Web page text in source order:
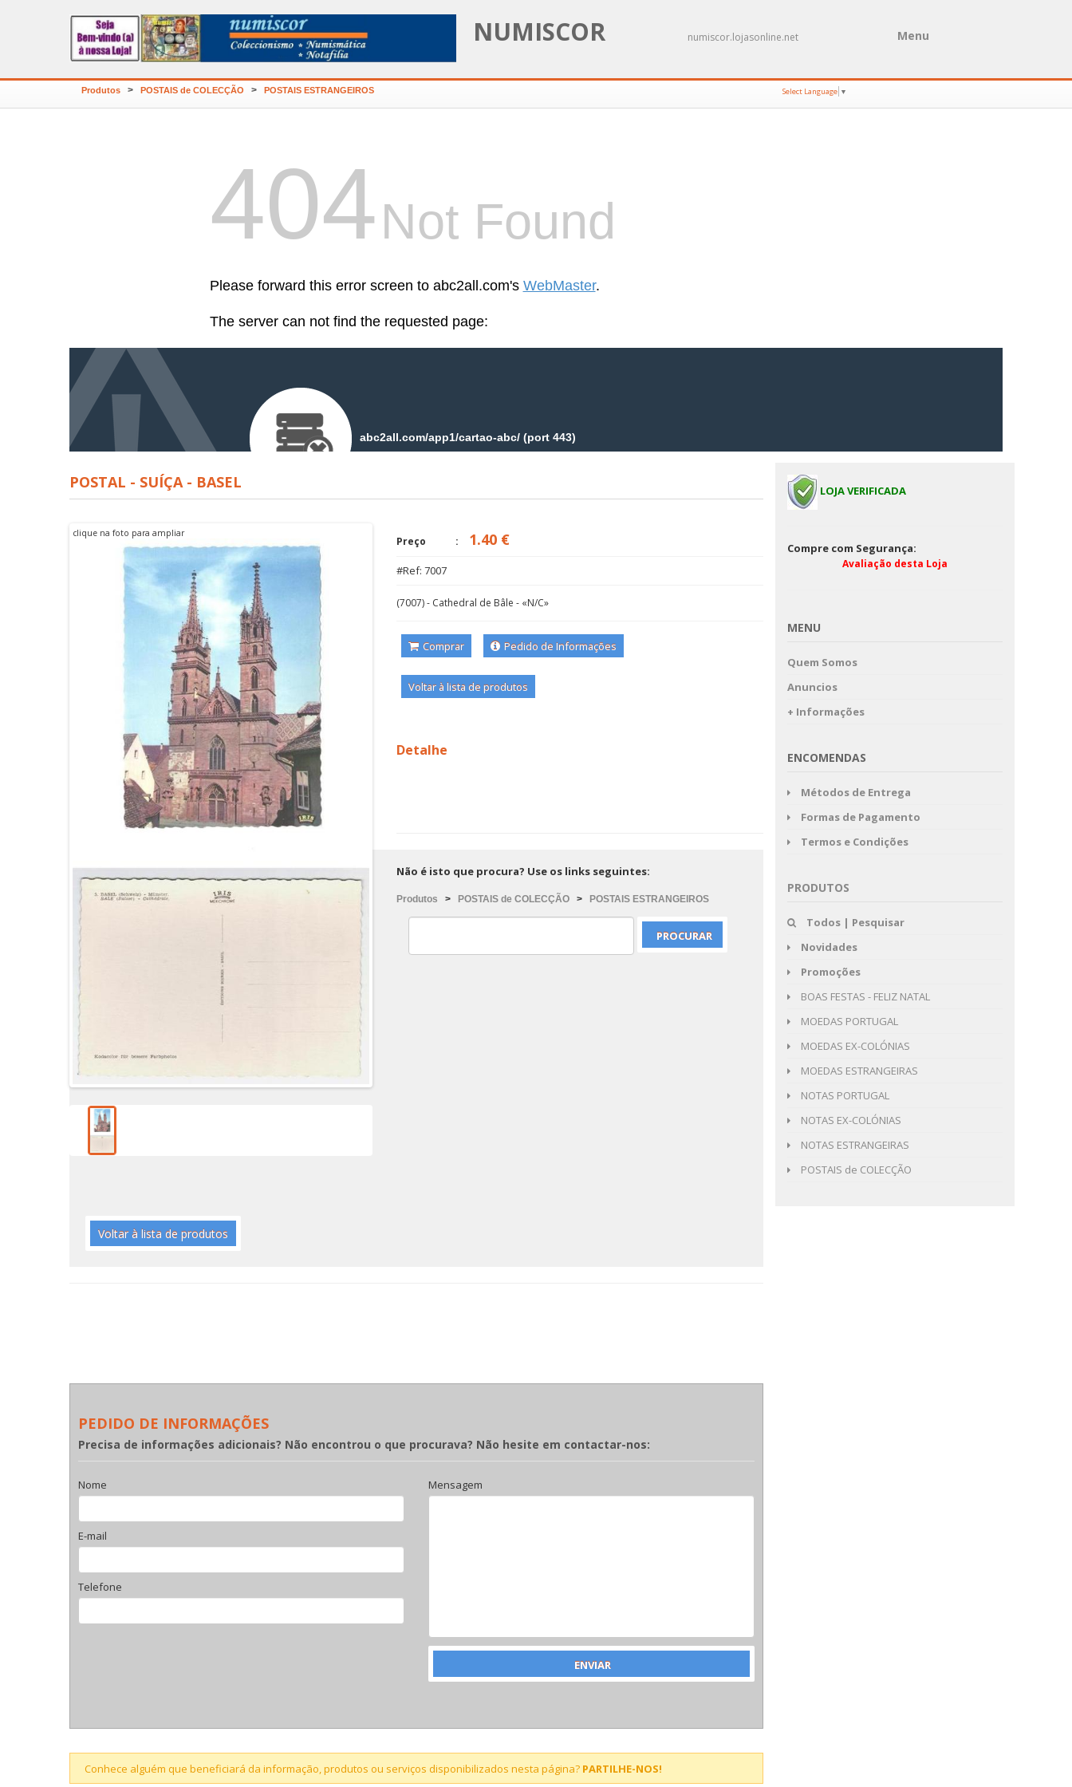
NUMISCOR numiscor.lojasonline.net Menu
Produtos > POSTAIS de COLECÇÃO > POSTAIS ESTRANGEIROS Select Language ▼
POSTAL - SUÍÇA - BASEL
clique na foto para ampliar
Preço 1.40 €
#Ref: 7007
(7007) - Cathedral de Bâle - «N/C»
Comprar Pedido de Informações
Voltar à lista de produtos
Detalhe
Não é isto que procura? Use os links seguintes:
Produtos > POSTAIS de COLECÇÃO > POSTAIS ESTRANGEIROS
Voltar à lista de produtos
PEDIDO DE INFORMAÇÕES
Precisa de informações adicionais? Não encontrou o que procurava? Não hesite em contactar-nos:
Nome
E-mail
Telefone
Mensagem
Conhece alguém que beneficiará da informação, produtos ou serviços disponibilizados nesta página? PARTILHE-NOS!
LOJA VERIFICADA
Compre com Segurança:
Avaliação desta Loja
MENU
Quem Somos
Anuncios
+ Informações
ENCOMENDAS
Métodos de Entrega
Formas de Pagamento
Termos e Condições
PRODUTOS
Todos | Pesquisar
Novidades
Promoções
BOAS FESTAS - FELIZ NATAL
MOEDAS PORTUGAL
MOEDAS EX-COLÓNIAS
MOEDAS ESTRANGEIRAS
NOTAS PORTUGAL
NOTAS EX-COLÓNIAS
NOTAS ESTRANGEIRAS
POSTAIS de COLECÇÃO